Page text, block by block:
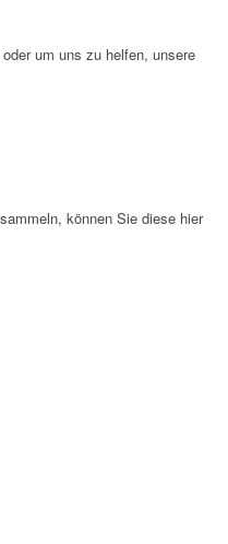
um uns zu helfen, unsere
können Sie diese hier